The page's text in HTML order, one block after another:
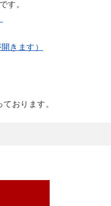
す。
きます）
おります。